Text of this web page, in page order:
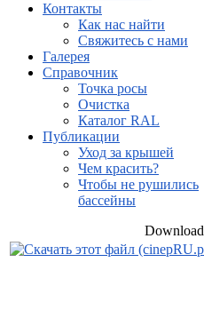
Контакты
Как нас найти
Свяжитесь с нами
Галерея
Справочник
Точка росы
Очистка
Каталог RAL
Публикации
Уход за крышей
Чем красить?
Чтобы не рушились
бассейны
Download